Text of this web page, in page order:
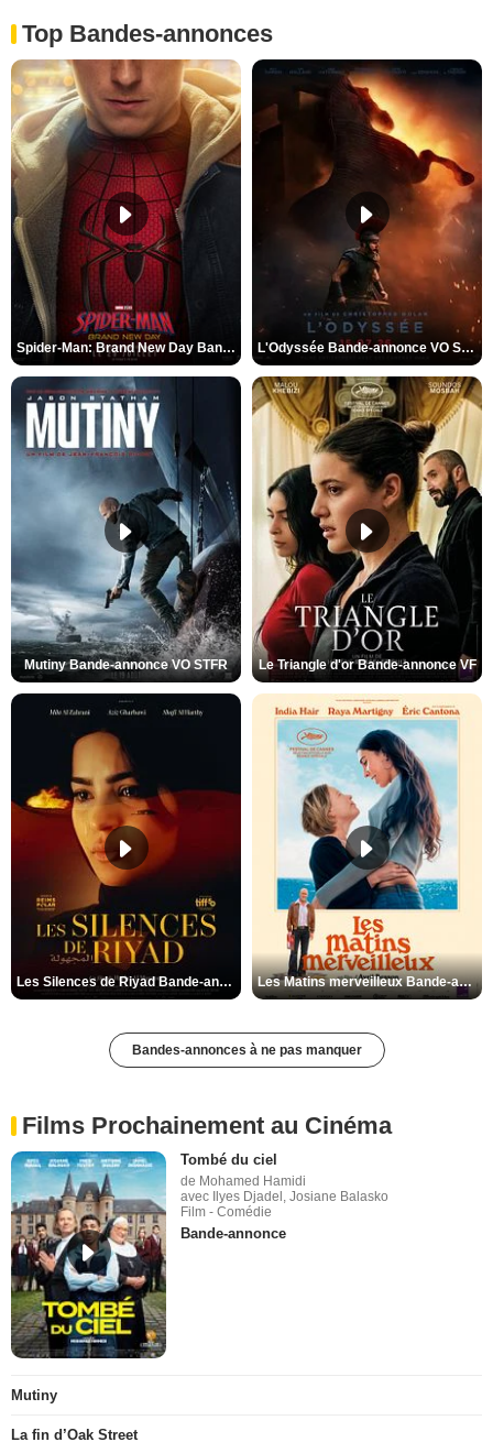
Top Bandes-annonces
Spider-Man: Brand New Day Bande-annonce VO STFR L'Odyssée Bande-annonce VO STFR
Mutiny Bande-annonce VO STFR Le Triangle d'or Bande-annonce VF
Les Silences de Riyad Bande-annonce VO STFR Les Matins merveilleux Bande-annonce VF
Bandes-annonces à ne pas manquer
Films Prochainement au Cinéma
Tombé du ciel
de Mohamed Hamidi
avec Ilyes Djadel, Josiane Balasko
Film - Comédie
Bande-annonce
Mutiny
La fin d’Oak Street